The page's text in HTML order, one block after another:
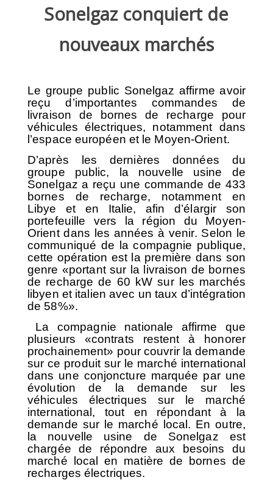
Sonelgaz conquiert de
nouveaux marchés
Le groupe public Sonelgaz affirme avoir
reçu d’importantes commandes de
livraison de bornes de recharge pour
véhicules électriques, notamment dans
l’espace européen et le Moyen-Orient.
D’après les dernières données du
groupe public, la nouvelle usine de
Sonelgaz a reçu une commande de 433
bornes de recharge, notamment en
Libye et en Italie, afin d’élargir son
portefeuille vers la région du Moyen-
Orient dans les années à venir. Selon le
communiqué de la compagnie publique,
cette opération est la première dans son
genre «portant sur la livraison de bornes
de recharge de 60 kW sur les marchés
libyen et italien avec un taux d’intégration
de 58%».
La compagnie nationale affirme que
plusieurs «contrats restent à honorer
prochainement» pour couvrir la demande
sur ce produit sur le marché international
dans une conjoncture marquée par une
évolution de la demande sur les
véhicules électriques sur le marché
international, tout en répondant à la
demande sur le marché local. En outre,
la nouvelle usine de Sonelgaz est
chargée de répondre aux besoins du
marché local en matière de bornes de
recharges électriques.